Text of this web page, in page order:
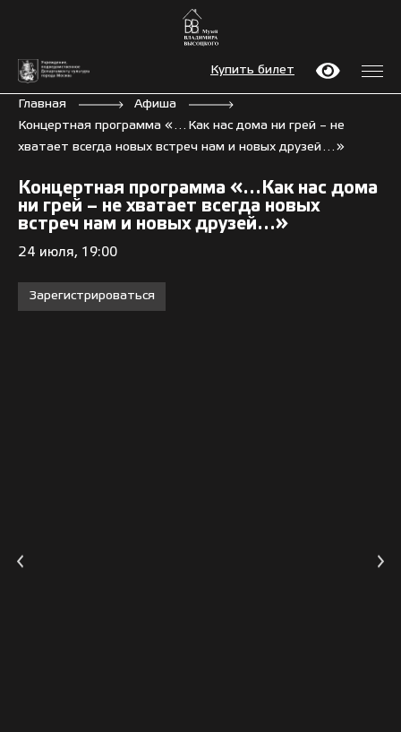
Купить билет
Главная
Афиша
Концертная программа «…Как нас дома ни грей – не
хватает всегда новых встреч нам и новых друзей…»
Концертная программа «…Как нас дома
ни грей – не хватает всегда новых
встреч нам и новых друзей…»
24 июля, 19:00
Зарегистрироваться